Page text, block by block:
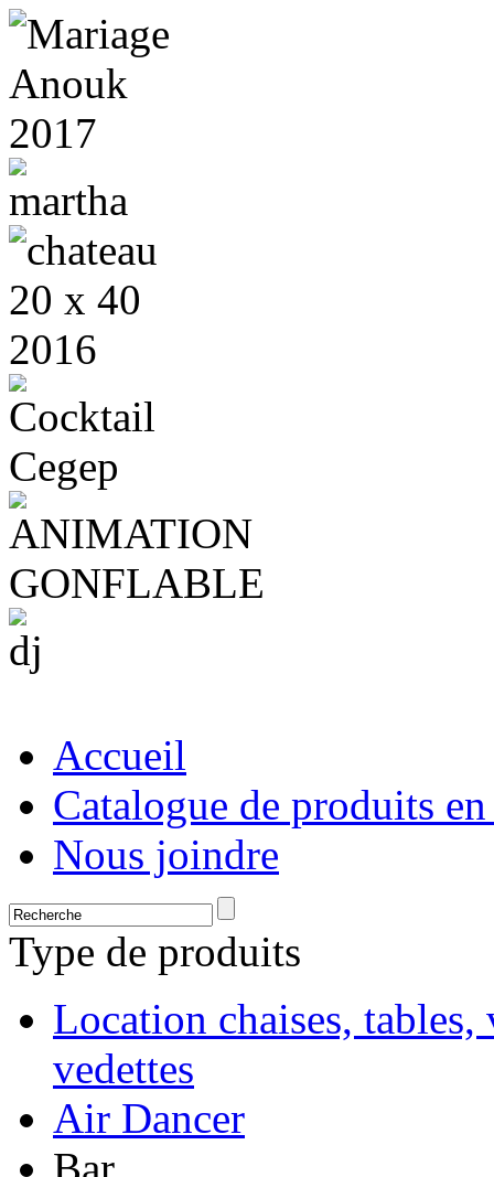
Accueil
Catalogue de produits
Nous joindre
Type de produits
Location chaises,
vedettes
Air Dancer